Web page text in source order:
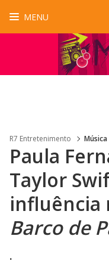
MENU
R7 Entretenimento Música
Paula
Taylor
influência
Barco de
.